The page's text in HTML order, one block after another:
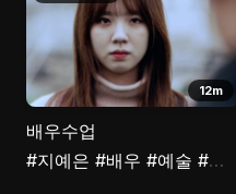
12m
배우수업
#지예은 #배우 #예술 #촬영 현장